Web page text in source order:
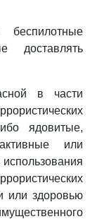
доставлять
в части
ядовитые,
или
или здоровью